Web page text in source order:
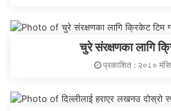
चुरे संरक्षणका लागि
प्रकाशित : २०८०